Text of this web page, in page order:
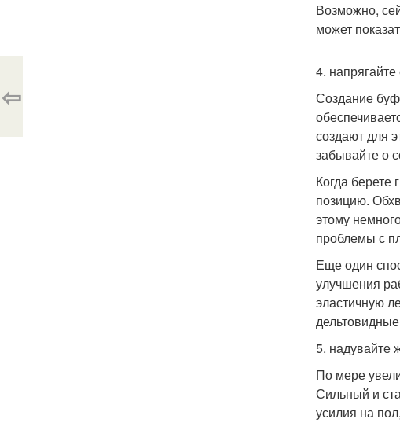
Возможно,
может
4. напрягайте
Создание
создают для
забывайте о
Когда берете
позицию.
этому
проблемы с
Еще один
улучшения
эластичную
5. надувайте
По мере
Сильный и
усилия на
⇦